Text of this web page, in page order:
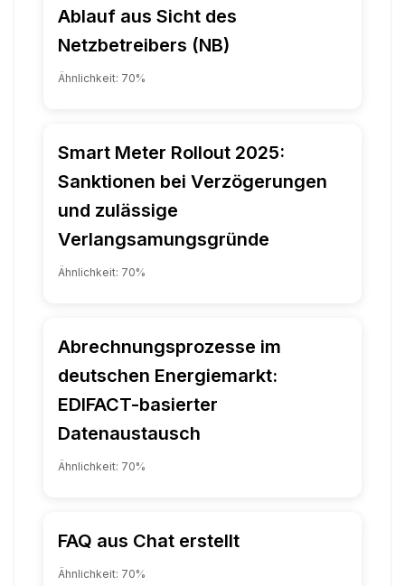
Ablauf aus Sicht des
Netzbetreibers (NB)
Ähnlichkeit: 70%
Smart Meter Rollout 2025:
Sanktionen bei Verzögerungen
und zulässige
Verlangsamungsgründe
Ähnlichkeit: 70%
Abrechnungsprozesse im
deutschen Energiemarkt:
EDIFACT-basierter
Datenaustausch
Ähnlichkeit: 70%
FAQ aus Chat erstellt
Ähnlichkeit: 70%